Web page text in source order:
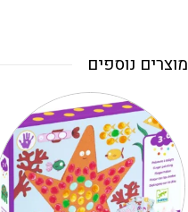
מוצרים נוספים